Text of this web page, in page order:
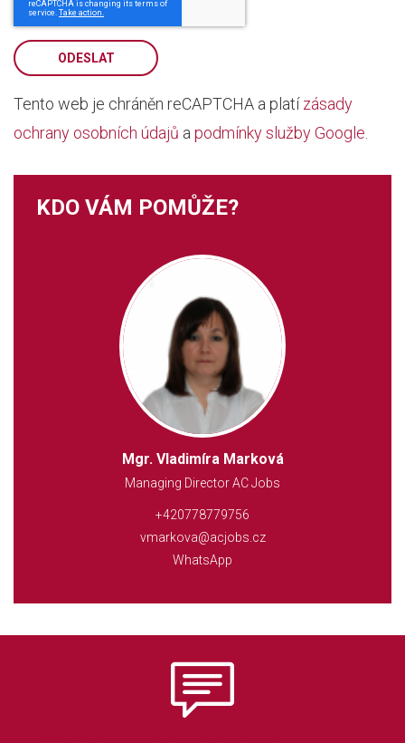
ODESLAT
Tento web je chráněn reCAPTCHA a platízásady
ochrany osobních údajů a podmínky služby Google
KDO VÁM POMŮŽE?
Mgr. Vladimíra Marková
Managing Director AC Jobs
+420778779756
vmarkova@acjobs.cz
WhatsApp